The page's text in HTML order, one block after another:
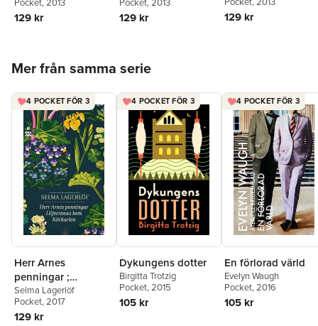
129 kr 129 kr 129 kr
Mer från samma serie
4 POCKET FÖR 3
Herr Arnes
penningar ;
Liljecronas hem ;
Körkarlen
Selma Lagerlöf
Pocket, 2017
129 kr
4 POCKET FÖR 3
Dykungens dotter
Birgitta Trotzig
Pocket, 2015
105 kr
4 POCKET FÖR 3
En förlorad värld
Evelyn Waugh
Pocket, 2016
105 kr